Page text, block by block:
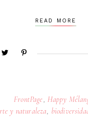
READ MORE
FrontPage Happy
y naturaleza